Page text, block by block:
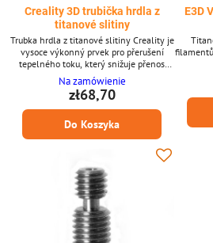
Creality 3D trubička hrdla z
titanové slitiny
Trubka hrdla z titanové slitiny Creality je
vysoce výkonný prvek pro přerušení
tepelného toku, který snižuje přenos
tepla v hot-endu. Jeho konstrukce z
titanové slitiny pomáhá omezit tepelný
creep, stabilizovat extruzní teploty a
udržovat plynulý pohyb filamentu
během dlouhých tisků. **Klíčové
vlastnosti** * Konstrukce z titanové
slitiny pro nízkou tepelnou vodivost *
Na zamówienie
zł68,70
Do Koszyka
E3D